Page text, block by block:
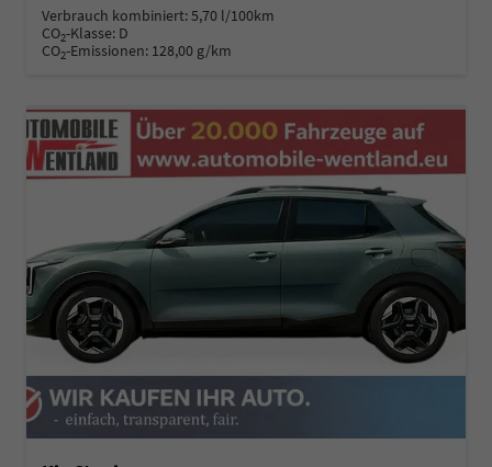
Verbrauch kombiniert:5,70 l/100km
CO2-Klasse: D
CO2-Emissionen: 128,00 g/km